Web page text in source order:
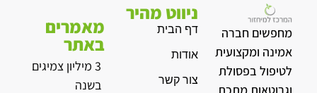
מחפשים חברה
אמינה ומקצועית
לטיפול בפסולת
וגרוטאות מתכת
ניווט מהיר
דף הבית
אודות
צור קשר
מאמרים
באתר
3 מיליון צמיגים
בשנה